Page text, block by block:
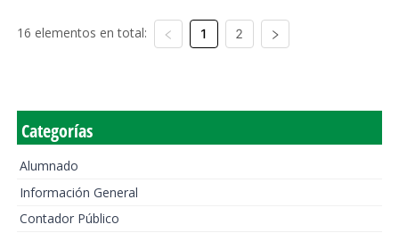
16 elementos en total: 1 2
Categorías
Alumnado
Información General
Contador Público